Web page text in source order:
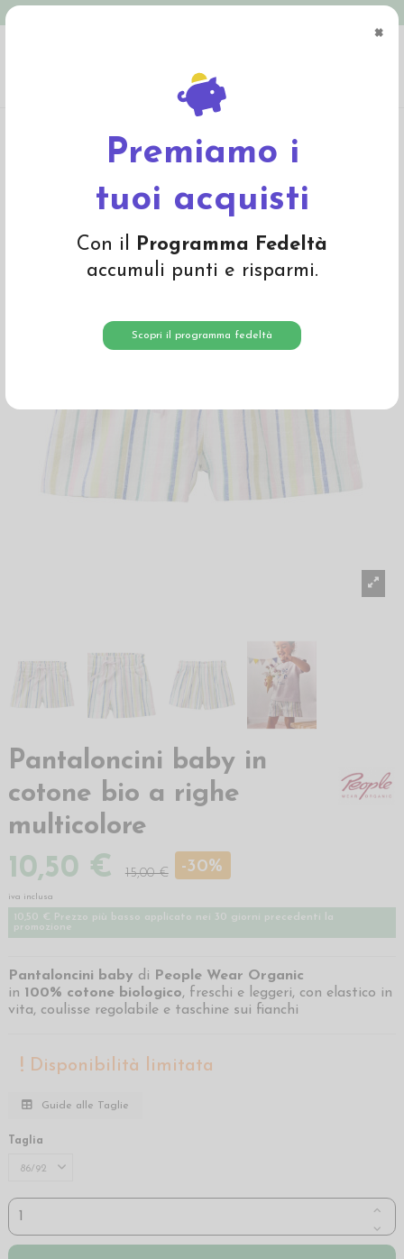
×
Premiamo i
tuoi acquisti
Con il Programma Fedeltà
accumuli punti e risparmi.
Scopri il programma fedeltà
in cotone bio a righe multicolore
Pantaloncini baby in
cotone bio a righe
multicolore
10,50 € 15,00 € -30%
iva inclusa
10,50 € Prezzo più basso applicato nei 30 giorni precedenti la
promozione
Pantaloncini baby di People Wear Organic
in 100% cotone biologico, freschi e leggeri, con elastico in
vita, coulisse regolabile e taschine sui fianchi
Disponibilità limitata
Guide alle Taglie
Taglia